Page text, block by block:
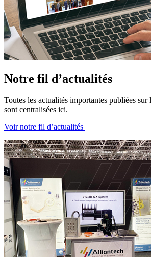
Notre fil d’actualités
Toutes les actualités importantes publiées sur
sont centralisées ici.
Voir notre fil d’actualités